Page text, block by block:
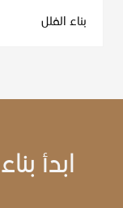
بناء الفلل
ابدأ